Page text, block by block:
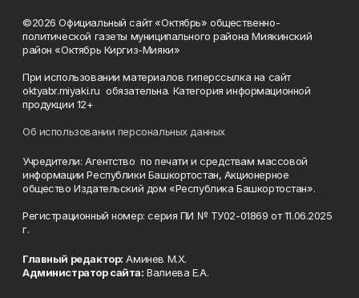
©2026 Официальный сайт «Октябрь» общественно-
политической газеты муниципального района Миякинский
район «Октябрь Киргиз-Мияки»
При использовании материалов гиперссылка на сайт
oktyabr.miyaki.ru обязательна. Категория информационной
продукции 12+
Об использовании персональных данных
Учредители: Агентство по печати и средствам массовой
информации Республики Башкортостан, Акционерное
общество Издательский дом «Республика Башкортостан».
Регистрационный номер: серия ПИ № ТУ02-01869 от 11.06.2025
г.
Главный редактор: Аминев М.Х.
Администратор сайта: Валиева Е.А.